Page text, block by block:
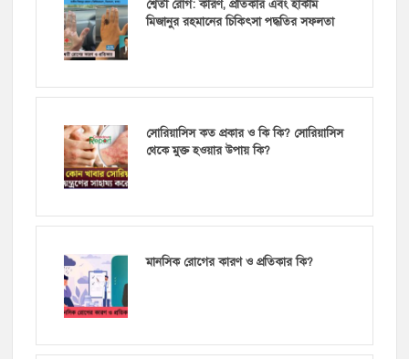
শ্বেতী রোগ: কারণ, প্রতিকার এবং হাকীম
মিজানুর রহমানের চিকিৎসা পদ্ধতির সফলতা
সোরিয়াসিস কত প্রকার ও কি কি? সোরিয়াসিস
থেকে মুক্ত হওয়ার উপায় কি?
মানসিক রোগের কারণ ও প্রতিকার কি?